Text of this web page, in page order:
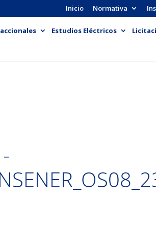
Inicio Normativa
Estudios Eléctricos